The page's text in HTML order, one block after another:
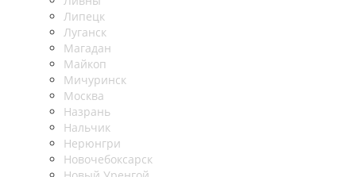
Липецк
Луганск
Магадан
Майкоп
Мичуринск
Москва
Назрань
Нальчик
Нерюнгри
Новочебоксарск